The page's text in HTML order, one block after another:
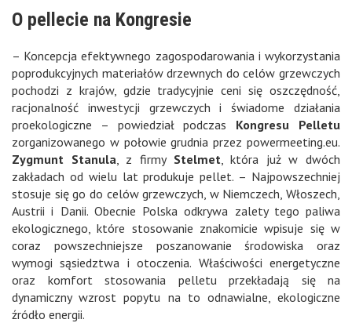
O pellecie na Kongresie
– Koncepcja efektywnego zagospodarowania i wykorzystania
poprodukcyjnych materiałów drzewnych do celów grzewczych
pochodzi z krajów, gdzie tradycyjnie ceni się oszczędność,
racjonalność inwestycji grzewczych i świadome działania
proekologiczne – powiedział podczas Kongresu Pelletu
zorganizowanego w połowie grudnia przez powermeeting.eu.
Zygmunt Stanula , z firmy Stelmet , która już w dwóch
zakładach od wielu lat produkuje pellet. – Najpowszechniej
stosuje się go do celów grzewczych, w Niemczech, Włoszech,
Austrii i Danii. Obecnie Polska odkrywa zalety tego paliwa
ekologicznego, które stosowanie znakomicie wpisuje się w
coraz powszechniejsze poszanowanie środowiska oraz
wymogi sąsiedztwa i otoczenia. Właściwości energetyczne
oraz komfort stosowania pelletu przekładają się na
dynamiczny wzrost popytu na to odnawialne, ekologiczne
źródło energii.